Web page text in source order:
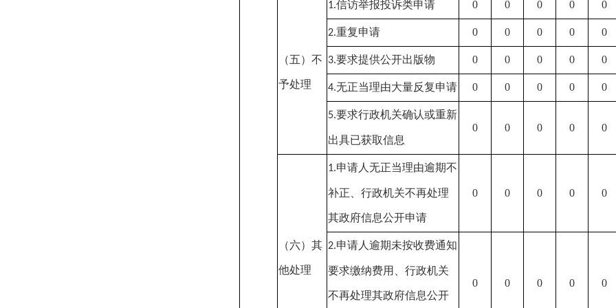
（五）不
予处理
1.信访举报投诉类申请 0 0 0 0 0
2.重复申请 0 0 0 0 0
3.要求提供公开出版物 0 0 0 0 0
4.无正当理由大量反复申请 0 0 0 0 0
5.要求行政机关确认或重新
出具已获取信息
0 0 0 0 0
（六）其
他处理
1.申请人无正当理由逾期不
补正、行政机关不再处理
其政府信息公开申请
0 0 0 0 0
2.申请人逾期未按收费通知
要求缴纳费用、行政机关
不再处理其政府信息公开
0 0 0 0 0